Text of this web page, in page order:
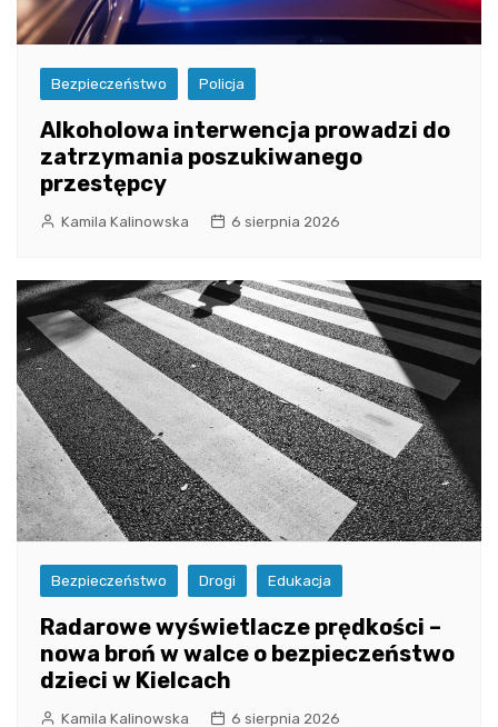
Bezpieczeństwo Policja
Alkoholowa interwencja prowadzi do
zatrzymania poszukiwanego
przestępcy
Kamila Kalinowska 6 sierpnia 2026
Bezpieczeństwo Drogi Edukacja
Radarowe wyświetlacze prędkości –
nowa broń w walce o bezpieczeństwo
dzieci w Kielcach
Kamila Kalinowska 6 sierpnia 2026